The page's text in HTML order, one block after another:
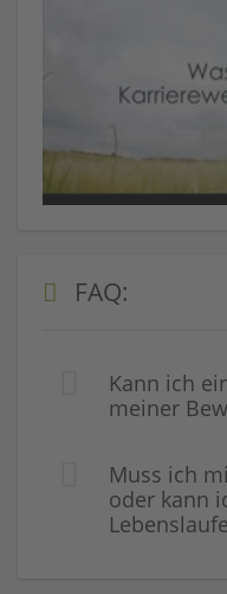
FAQ:
Kann ich
meiner
Muss ich
oder kann